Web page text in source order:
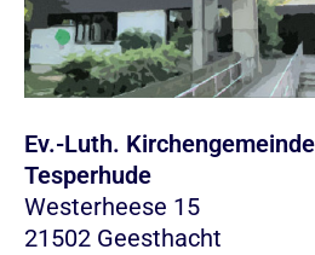
Ev.-Luth.
Tesperhude
Westerheese 15
21502 Geesthacht